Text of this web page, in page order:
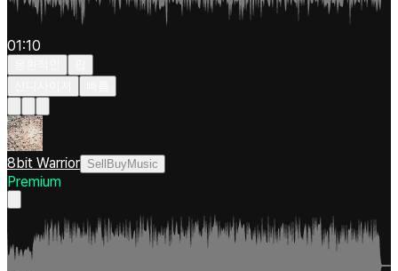
01:10
8bit Warrior SellBuyMusic
Premium